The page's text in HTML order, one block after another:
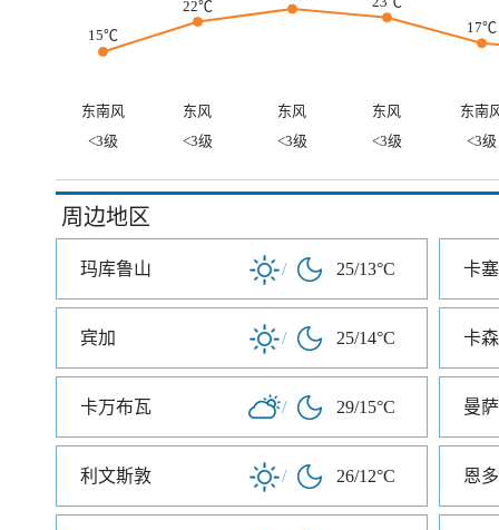
15℃
22℃
17℃
东南风 东风 东风 东风
东南
<3级
<3级 <3级 <3级 <3级
周边地区
玛库鲁山 / 25/13°C 卡
宾加 / 25/14°C 卡
卡万布瓦 / 29/15°C 曼萨
利文斯敦 / 26/12°C 恩